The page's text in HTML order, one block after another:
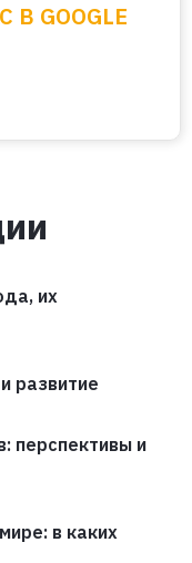
GOOGLE
их
развитие
перспективы и
в каких